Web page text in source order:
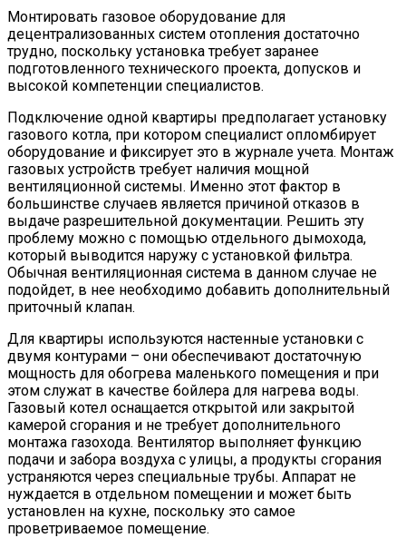
Монтировать газовое оборудование для
децентрализованных систем отопления достаточно
трудно, поскольку установка требует заранее
подготовленного технического проекта, допусков и
высокой компетенции специалистов.
Подключение одной квартиры предполагает установку
газового котла, при котором специалист опломбирует
оборудование и фиксирует это в журнале учета. Монтаж
газовых устройств требует наличия мощной
вентиляционной системы. Именно этот фактор в
большинстве случаев является причиной отказов в
выдаче разрешительной документации. Решить эту
проблему можно с помощью отдельного дымохода,
который выводится наружу с установкой фильтра.
Обычная вентиляционная система в данном случае не
подойдет, в нее необходимо добавить дополнительный
приточный клапан.
Для квартиры используются настенные установки с
двумя контурами – они обеспечивают достаточную
мощность для обогрева маленького помещения и при
этом служат в качестве бойлера для нагрева воды.
Газовый котел оснащается открытой или закрытой
камерой сгорания и не требует дополнительного
монтажа газохода. Вентилятор выполняет функцию
подачи и забора воздуха с улицы, а продукты сгорания
устраняются через специальные трубы. Аппарат не
нуждается в отдельном помещении и может быть
установлен на кухне, поскольку это самое
проветриваемое помещение.